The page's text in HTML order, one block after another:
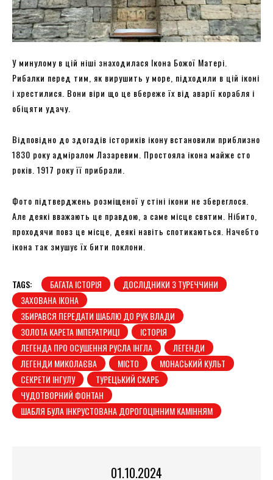
У минулому в цій ніші знаходилася Ікона Божої Матері.
Рибалки перед тим, як вирушить у море, підходили в цій іконі
і хрестилися. Вони віри що це вбереже їх від аварії корабля і
обіцяти удачу.
Відповідно до здогадів істориків ікону встановили приблизно
1830 року адміралом Лазаревим. Простояла ікона майже сто
років. 1917 року її прибрали.
Фото підтверджень розміщеної у стіні ікони не збереглося.
Але деякі вважають це правдою, а саме місце святим. Нібито,
проходячи повз це місце, деякі навіть спотикаються. Начебто
ікона так змушує їх бити поклони.
TAGS: БАГАТА ІСТОРІЯ
ДОСЛІДНИКИ З ТУРЕЧЧИНИ
ЗАХОВАНА ІКОНА
ЗБИРАВСЯ ПЕРЕДАТИ ШАБЛЮ ДО РУК ВЛАДИ
ЗОЛОТА КАРЕТА ІМПЕРАТРИЦІ
ІСТОРІЯ
ЛЕГЕНДА ПРО ОСУШЕННЯ РУСЛА ІНГЛА
ЛЕГЕНДИ
ЛЕГЕНДИ МИКОЛАЄВА
МІСТО
МОНАСЬКИЙ КУЛЬТ
СЕКРЕТИ ІНГУЛУ
ТУРЕЦЬКИЙ СКАРБ
ЧУДОТВОРНИЙ ФОНТАН
ШАБЛЯ БУЛА ІНКРУСТОВАНА ДОРОГОЦІННИМ КАМІННЯМ
01.10.2024